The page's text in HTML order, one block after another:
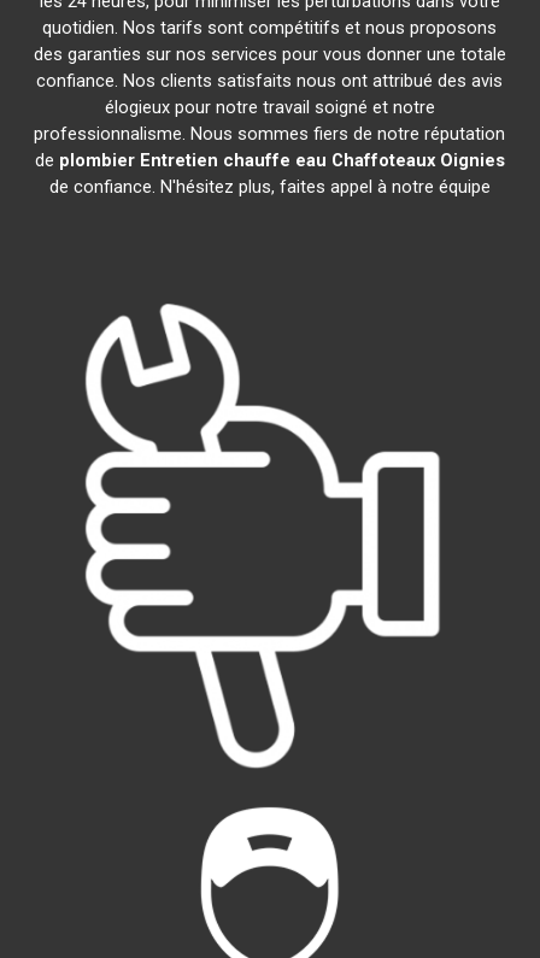
quotidien. Nos tarifs sont compétitifs et nous proposons
des garanties sur nos services pour vous donner une totale
confiance. Nos clients satisfaits nous ont attribué des avis
élogieux pour notre travail soigné et notre
professionnalisme. Nous sommes fiers de notre réputation
de plombier Entretien chauffe eau Chaffoteaux Oignies
de confiance. N'hésitez plus, faites appel à notre équipe